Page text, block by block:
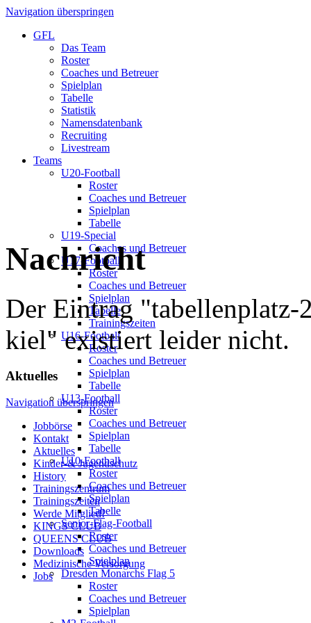
Navigation überspringen
GFL
Das Team
Roster
Coaches und Betreuer
Spielplan
Tabelle
Statistik
Namensdatenbank
Recruiting
Livestream
Teams
U20-Football
Roster
Coaches und Betreuer
Spielplan
Tabelle
U19-Special
Coaches und Betreuer
U17-Football
Roster
Coaches und Betreuer
Spielplan
Tabelle
Trainingszeiten
U16-Football
Roster
Coaches und Betreuer
Spielplan
Tabelle
U13-Football
Roster
Coaches und Betreuer
Spielplan
Tabelle
U10-Football
Roster
Coaches und Betreuer
Spielplan
Tabelle
Senior-Flag-Football
Roster
Coaches und Betreuer
Spielplan
Dresden Monarchs Flag 5
Roster
Coaches und Betreuer
Spielplan
Nachricht
Der Eintrag
kiel" existiert leider nicht.
Aktuelles
Navigation überspringen
Jobbörse
Kontakt
Aktuelles
Kinder-& Jugendschutz
History
Trainingszentrum
Trainingszeiten
Werde Mitglied!
KINGS CLUB
QUEENS CLUB
Downloads
Medizinische Versorgung
Jobs